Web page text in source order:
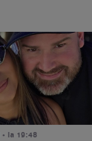
• la 19:48